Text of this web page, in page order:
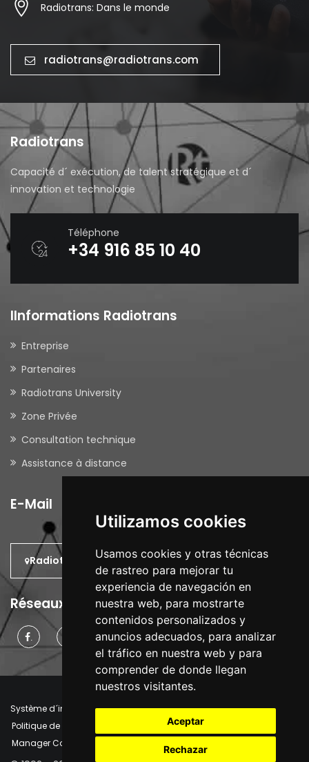
Utilizamos cookies
Usamos cookies y otras técnicas
de rastreo para mejorar tu
experiencia de navegación en
nuestra web, para mostrarte
contenidos personalizados y
anuncios adecuados, para analizar
el tráfico en nuestra web y para
comprender de donde llegan
nuestros visitantes.
Aceptar
Rechazar
Radiotrans: Dans le monde
radiotrans@radiotrans.com
Radiotrans
Capacité d´ exécution, de talent stratégique et d´
innovation et technologie
Téléphone
+34 916 85 10 40
IInformations Radiotrans
Entreprise
Partenaires
Radiotrans University
Zone Privée
Consultation technique
Assistance à distance
E-Mail
Radiotrans: Dans le monde
Réseaux Sociaux
. .
Système d´information interne
Avis juridique
Politique de confidentialité
Politique de cookies
Manager Cookies